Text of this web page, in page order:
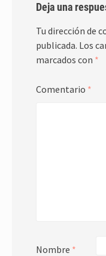
Deja una
Tu dirección de
publicada. Los
marcados con *
Comentario *
Nombre *